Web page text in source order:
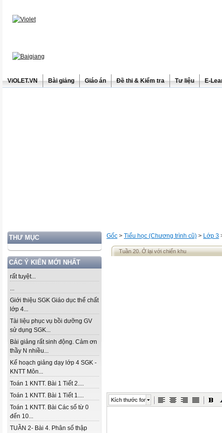
ViOLET.VN Bài giảng Giáo án Đề thi & Kiểm tra Tư liệu E-
THƯ MỤC
CÁC Ý KIẾN MỚI NHẤT
rất tuyệt...
...
Giới thiệu SGK Giáo dục thể chất
lớp 4...
Tài liệu phục vụ bồi dưỡng GV
sử dụng SGK...
Bài giảng rất sinh động. Cảm ơn
thầy N nhiều...
Kế hoạch giảng dạy lớp 4 SGK -
KNTT Môn...
Toán 1 KNTT. Bài 1 Tiết 2....
Toán 1 KNTT. Bài 1 Tiết 1....
Toán 1 KNTT. Bài Các số từ 0
đến 10...
TUẦN 2- Bài 4. Phân số thập
Gốc > Tiểu học (Chương trình cũ) > Lớp 3
Tuần 20. Ở lại với chiến khu
Kích thước font